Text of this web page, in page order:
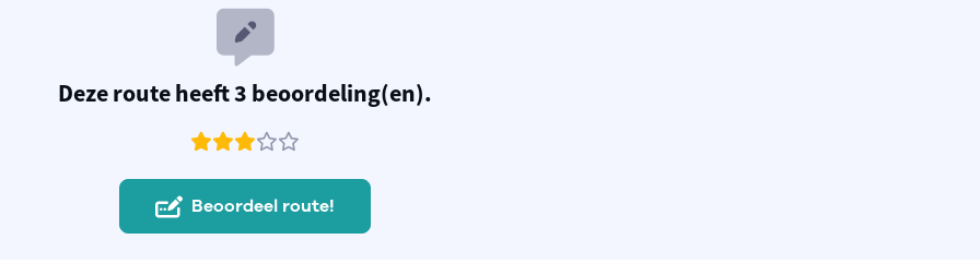
Deze route heeft 3 beoordeling(en).
Beoordeel route!